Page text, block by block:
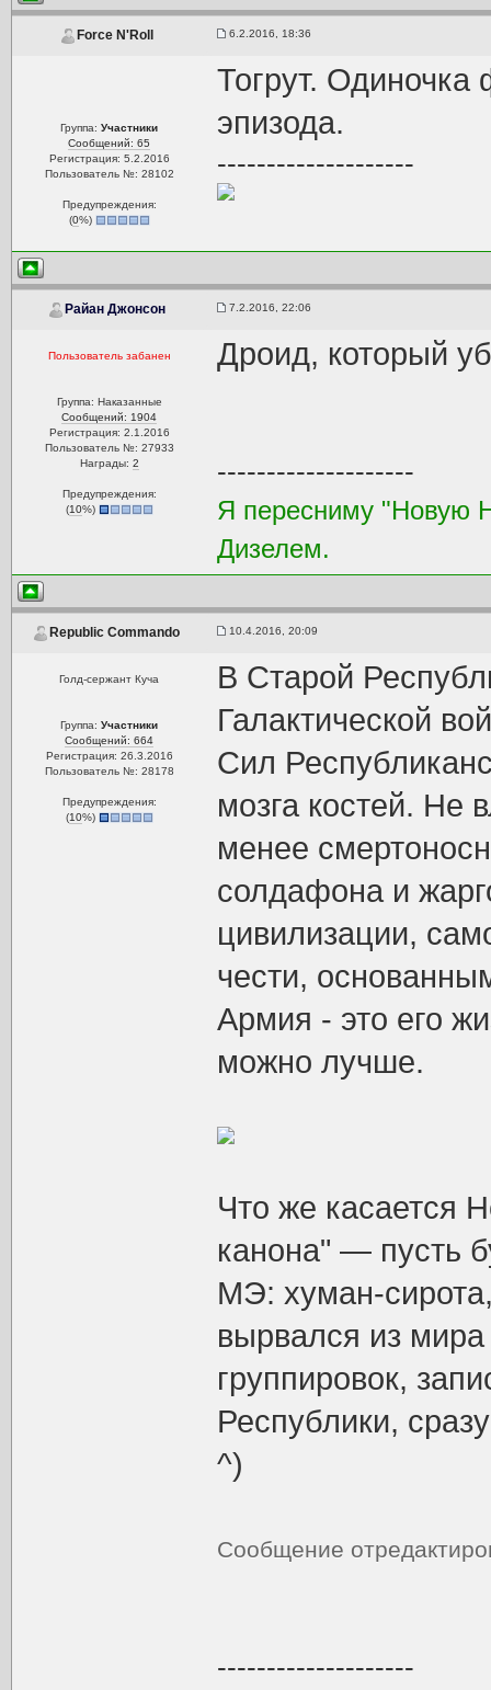
Force N'Roll 6.2.2016, 18:36
Группа:Участники
Сообщений: 65
Регистрация: 5.2.2016
Пользователь №: 28102
Предупреждения:
(0%)
Тогрут.
эпизода.
--------------------
Райан Джонсон 7.2.2016, 22:06
Пользователь забанен
Группа: Наказанные
Сообщений: 1904
Регистрация: 2.1.2016
Пользователь №: 27933
Награды: 2
Предупреждения:
(10%)
Дроид, который
--------------------
Я пересниму "Новую
Дизелем.
Republic Commando 10.4.2016, 20:09
Голд-сержант Куча
Группа:Участники
Сообщений: 664
Регистрация: 26.3.2016
Пользователь №: 28178
Предупреждения:
(10%)
В Старой
Галактической
Сил
мозга костей. Не
менее
солдафона и
цивилизации,
чести,
Армия - это его
можно лучше.
Что же касается
канона" — пусть
МЭ: хуман-
вырвался из мира
группировок,
Республики,
^)
Сообщение
--------------------